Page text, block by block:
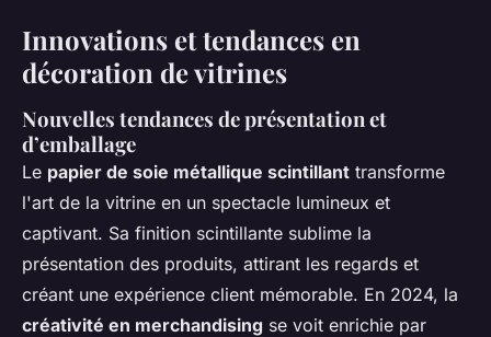
Innovations et tendances en
décoration de vitrines
Nouvelles tendances de présentation et
d’emballage
Le papier de soie métallique scintillant transforme
l'art de la vitrine en un spectacle lumineux et
captivant. Sa finition scintillante sublime la
présentation des produits, attirant les regards et
créant une expérience client mémorable. En 2024, la
créativité en merchandising se voit enrichie par